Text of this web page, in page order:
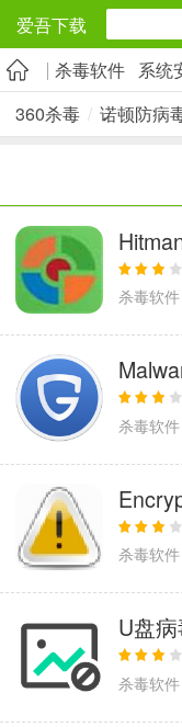
爱吾下载
安卓应用
旅游出行
实用工具
2万+款应用
资讯阅读
1万+款应用
医疗健康
6千+款应用
图像拍照
9百+款应用
杀毒软件 系统
360杀毒 / 诺顿防病
杀毒软件
杀毒软件
杀毒软件
U盘
杀毒软件